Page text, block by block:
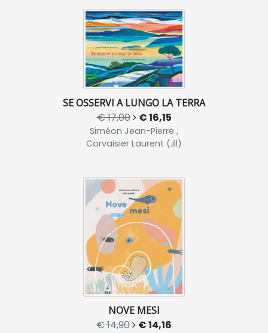
SE OSSERVI A LUNGO LA TERRA
€ 17,00 € 16,15
Siméon Jean-Pierre ,
Corvaisier Laurent (.ill)
NOVE MESI
€ 14,90 € 14,16